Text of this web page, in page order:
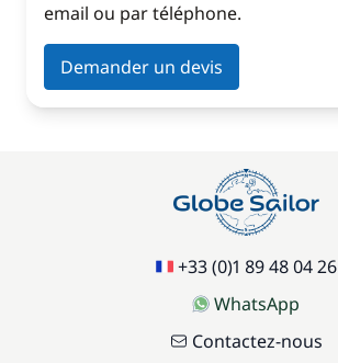
email ou par téléphone.
Demander un devis
+33 (0)1 89 48 04 26
WhatsApp
Contactez-nous